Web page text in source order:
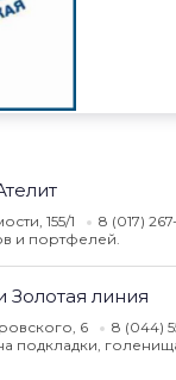
155/1 8 (017)
и портфелей.
Золотая линия
6 8 (044)
подкладки,